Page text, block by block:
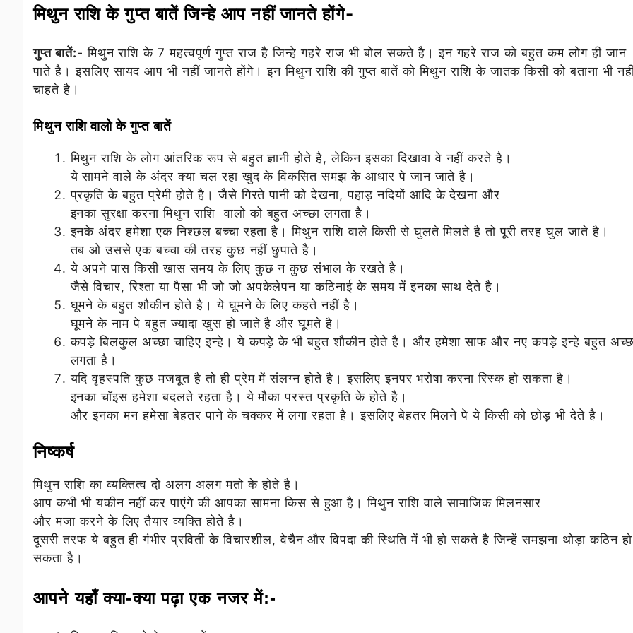
मिथुन राशि के गुप्त बातें जिन्हे आप नहीं जानते होंगे-
गुप्त बातें:- मिथुन राशि के 7 महत्वपूर्ण गुप्त राज है जिन्हे गहरे राज भी बोल सकते है। इन गहरे राज को बहुत कम लोग ही जान
पाते है। इसलिए सायद आप भी नहीं जानते होंगे। इन मिथुन राशि की गुप्त बातें को मिथुन राशि के जातक किसी को बताना भी
चाहते है।
मिथुन राशि वालो के गुप्त बातें
मिथुन राशि के लोग आंतरिक रूप से बहुत ज्ञानी होते है, लेकिन इसका दिखावा वे नहीं करते है।
ये सामने वाले के अंदर क्या चल रहा खुद के विकसित समझ के आधार पे जान जाते है।
प्रकृति के बहुत प्रेमी होते है। जैसे गिरते पानी को देखना, पहाड़ नदियों आदि के देखना और
इनका सुरक्षा करना मिथुन राशि वालो को बहुत अच्छा लगता है।
इनके अंदर हमेशा एक निश्छल बच्चा रहता है। मिथुन राशि वाले किसी से घुलते मिलते है तो पूरी तरह घुल जाते है।
तब ओ उससे एक बच्चा की तरह कुछ नहीं छुपाते है।
ये अपने पास किसी खास समय के लिए कुछ न कुछ संभाल के रखते है।
जैसे विचार, रिश्ता या पैसा भी जो जो अपकेलेपन या कठिनाई के समय में इनका साथ देते है।
घूमने के बहुत शौकीन होते है। ये घूमने के लिए कहते नहीं है।
घूमने के नाम पे बहुत ज्यादा खुस हो जाते है और घूमते है।
कपड़े बिलकुल अच्छा चाहिए इन्हे। ये कपड़े के भी बहुत शौकीन होते है। और हमेशा साफ और नए कपड़े इन्हे बहुत
लगता है।
यदि वृहस्पति कुछ मजबूत है तो ही प्रेम में संलग्न होते है। इसलिए इनपर भरोषा करना रिस्क हो सकता है।
इनका चॉइस हमेशा बदलते रहता है। ये मौका परस्त प्रकृति के होते है।
और इनका मन हमेसा बेहतर पाने के चक्कर में लगा रहता है। इसलिए बेहतर मिलने पे ये किसी को छोड़ भी देते है।
निष्कर्ष
मिथुन राशि का व्यक्तित्व दो अलग अलग मतो के होते है।
आप कभी भी यकीन नहीं कर पाएंगे की आपका सामना किस से हुआ है। मिथुन राशि वाले सामाजिक मिलनसार
और मजा करने के लिए तैयार व्यक्ति होते है।
दूसरी तरफ ये बहुत ही गंभीर प्रविर्ती के विचारशील, वेचैन और विपदा की स्थिति में भी हो सकते है जिन्हें समझना थोड़ा कठिन हो
सकता है।
आपने यहाँ क्या-क्या पढ़ा एक नजर में:-